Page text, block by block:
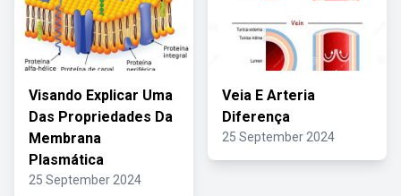
Visando Explicar Uma
Das Propriedades Da
Membrana
Plasmática
25 September 2024
Veia E Arteria
Diferença
25 September 2024